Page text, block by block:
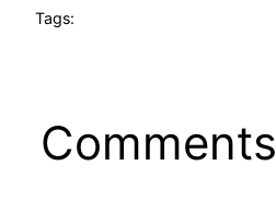
Tags:
Comments